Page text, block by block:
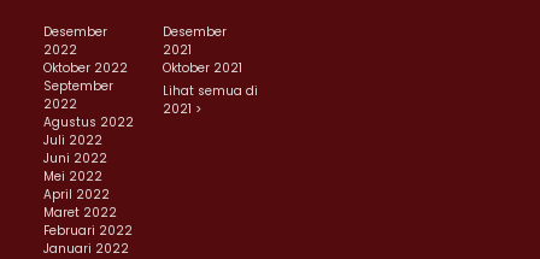
Desember
2022
Oktober 2022
September
2022
Agustus 2022
Juli 2022
Juni 2022
Mei 2022
April 2022
Maret 2022
Februari 2022
Januari 2022
Desember
2021
Oktober 2021
Lihat semua di
2021 >